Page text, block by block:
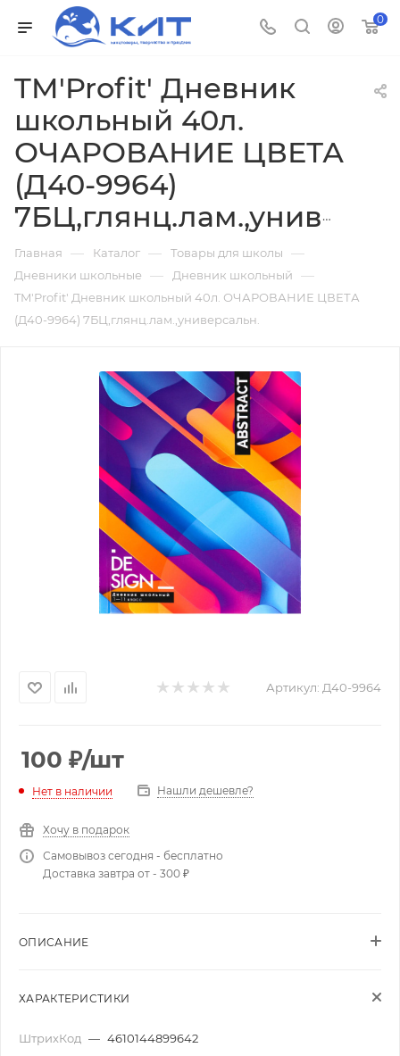
0
TM'Profit' Дневник
школьный 40л.
ОЧАРОВАНИЕ ЦВЕТА
(Д40-9964)
7БЦ,глянц.лам.,универсальн.
Главная — Каталог — Товары для школы —
Дневники школьные — Дневник школьный —
TM'Profit' Дневник школьный 40л. ОЧАРОВАНИЕ ЦВЕТА
(Д40-9964) 7БЦ,глянц.лам.,универсальн.
Артикул: Д40-9964
100 ₽/шт
Нет в наличии Нашли дешевле?
Хочу в подарок
Самовывоз сегодня - бесплатно
Доставка завтра от - 300 ₽
ОПИСАНИЕ
ХАРАКТЕРИСТИКИ
ШтрихКод — 4610144899642